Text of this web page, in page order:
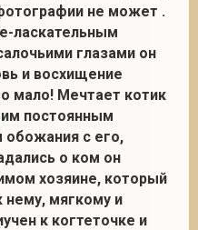
не может .
ласкательным
глазами он
и восхищение
мало! Мечтает котик
постоянным
с его,
о ком он
хозяине, который
нему, мягкому и
к когтеточке и